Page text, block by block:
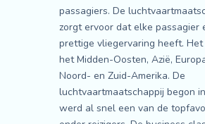
passagiers. De
zorgt ervoor dat elke passagier
prettige vliegervaring heeft.
het Midden-Oosten, Azië,
Noord- en Zuid-Amerika. De
luchtvaartmaatschappij begon
werd al snel een van de